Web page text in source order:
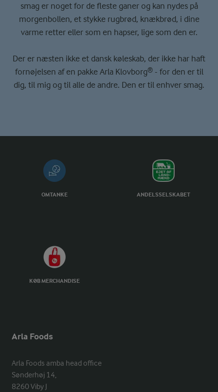
smag er noget for de fleste ganer og kan nydes på
morgenbollen, et stykke rugbrød, knækbrød, i dine
varme retter eller som en hapser, lige som den er.
Der er næsten ikke et dansk køleskab, der ikke har haft
fornøjelsen af en pakke Arla Klovborg® - for den er til
dig, til mig og til alle de andre. Den er til enhver smag.
OMTANKE ANDELSSELSKABET
KØB MERCHANDISE
Arla Foods
Arla Foods amba head office
Sønderhøj 14,
8260 Viby J